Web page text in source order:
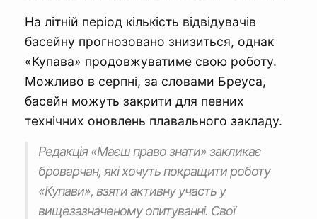
На літній період кількість відвідувачів
басейну прогнозовано знизиться, однак
«Купава» продовжуватиме свою роботу.
Можливо в серпні, за словами Бреуса,
басейн можуть закрити для певних
технічних оновлень плавального закладу.
Редакція «Маєш право знати» закликає
броварчан, які хочуть покращити роботу
«Купави», взяти активну участь у
вищезазначеному опитуванні. Свої